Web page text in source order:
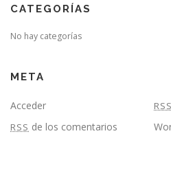
CATEGORÍAS
No hay categorías
META
Acceder RSS
RSS de los comentarios